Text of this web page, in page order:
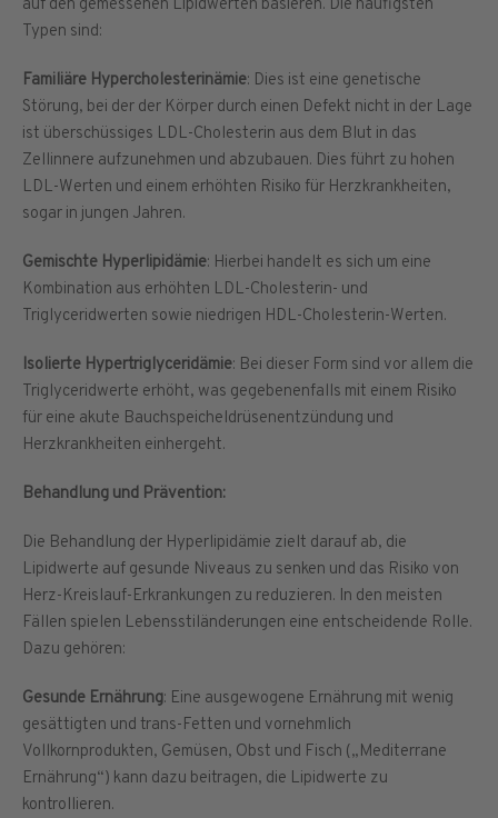
auf den gemessenen Lipidwerten basieren. Die häufigsten
Typen sind:
Familiäre Hypercholesterinämie: Dies ist eine genetische
Störung, bei der der Körper durch einen Defekt nicht in der Lage
ist überschüssiges LDL-Cholesterin aus dem Blut in das
Zellinnere aufzunehmen und abzubauen. Dies führt zu hohen
LDL-Werten und einem erhöhten Risiko für Herzkrankheiten,
sogar in jungen Jahren.
Gemischte Hyperlipidämie: Hierbei handelt es sich um eine
Kombination aus erhöhten LDL-Cholesterin- und
Triglyceridwerten sowie niedrigen HDL-Cholesterin-Werten.
Isolierte Hypertriglyceridämie: Bei dieser Form sind vor allem die
Triglyceridwerte erhöht, was gegebenenfalls mit einem Risiko
für eine akute Bauchspeicheldrüsenentzündung und
Herzkrankheiten einhergeht.
Behandlung und Prävention:
Die Behandlung der Hyperlipidämie zielt darauf ab, die
Lipidwerte auf gesunde Niveaus zu senken und das Risiko von
Herz-Kreislauf-Erkrankungen zu reduzieren. In den meisten
Fällen spielen Lebensstiländerungen eine entscheidende Rolle.
Dazu gehören:
Gesunde Ernährung: Eine ausgewogene Ernährung mit wenig
gesättigten und trans-Fetten und vornehmlich
Vollkornprodukten, Gemüsen, Obst und Fisch („Mediterrane
Ernährung“) kann dazu beitragen, die Lipidwerte zu
kontrollieren.